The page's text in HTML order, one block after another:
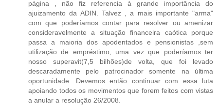
página , não fiz referencia à grande importância do
ajuizamento da ADIN. Talvez , a mais importante "arma"
com que poderíamos contar para resolver ou amenizar
consideravelmente a situação financeira caótica porque
passa a maioria dos apodentados e pensionistas ,sem
utilização de empréstimo, uma vez que poderíamos ter
nosso superavit(7,5 bilhões)de volta, que foi levado
descaradamente pelo patrocinador somente na última
oportunidade. Devemos então continuar com essa luta
apoiando todos os movimentos que forem feitos com vistas
a anular a resolução 26/2008.